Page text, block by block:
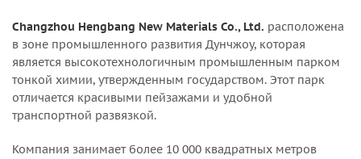
Changzhou Hengbang New Materials Co., Ltd. расположена
в зоне промышленного развития Дунчжоу, которая
является высокотехнологичным промышленным парком
тонкой химии, утвержденным государством. Этот парк
отличается красивыми пейзажами и удобной
транспортной развязкой.
Компания занимает более 10 000 квадратных метров